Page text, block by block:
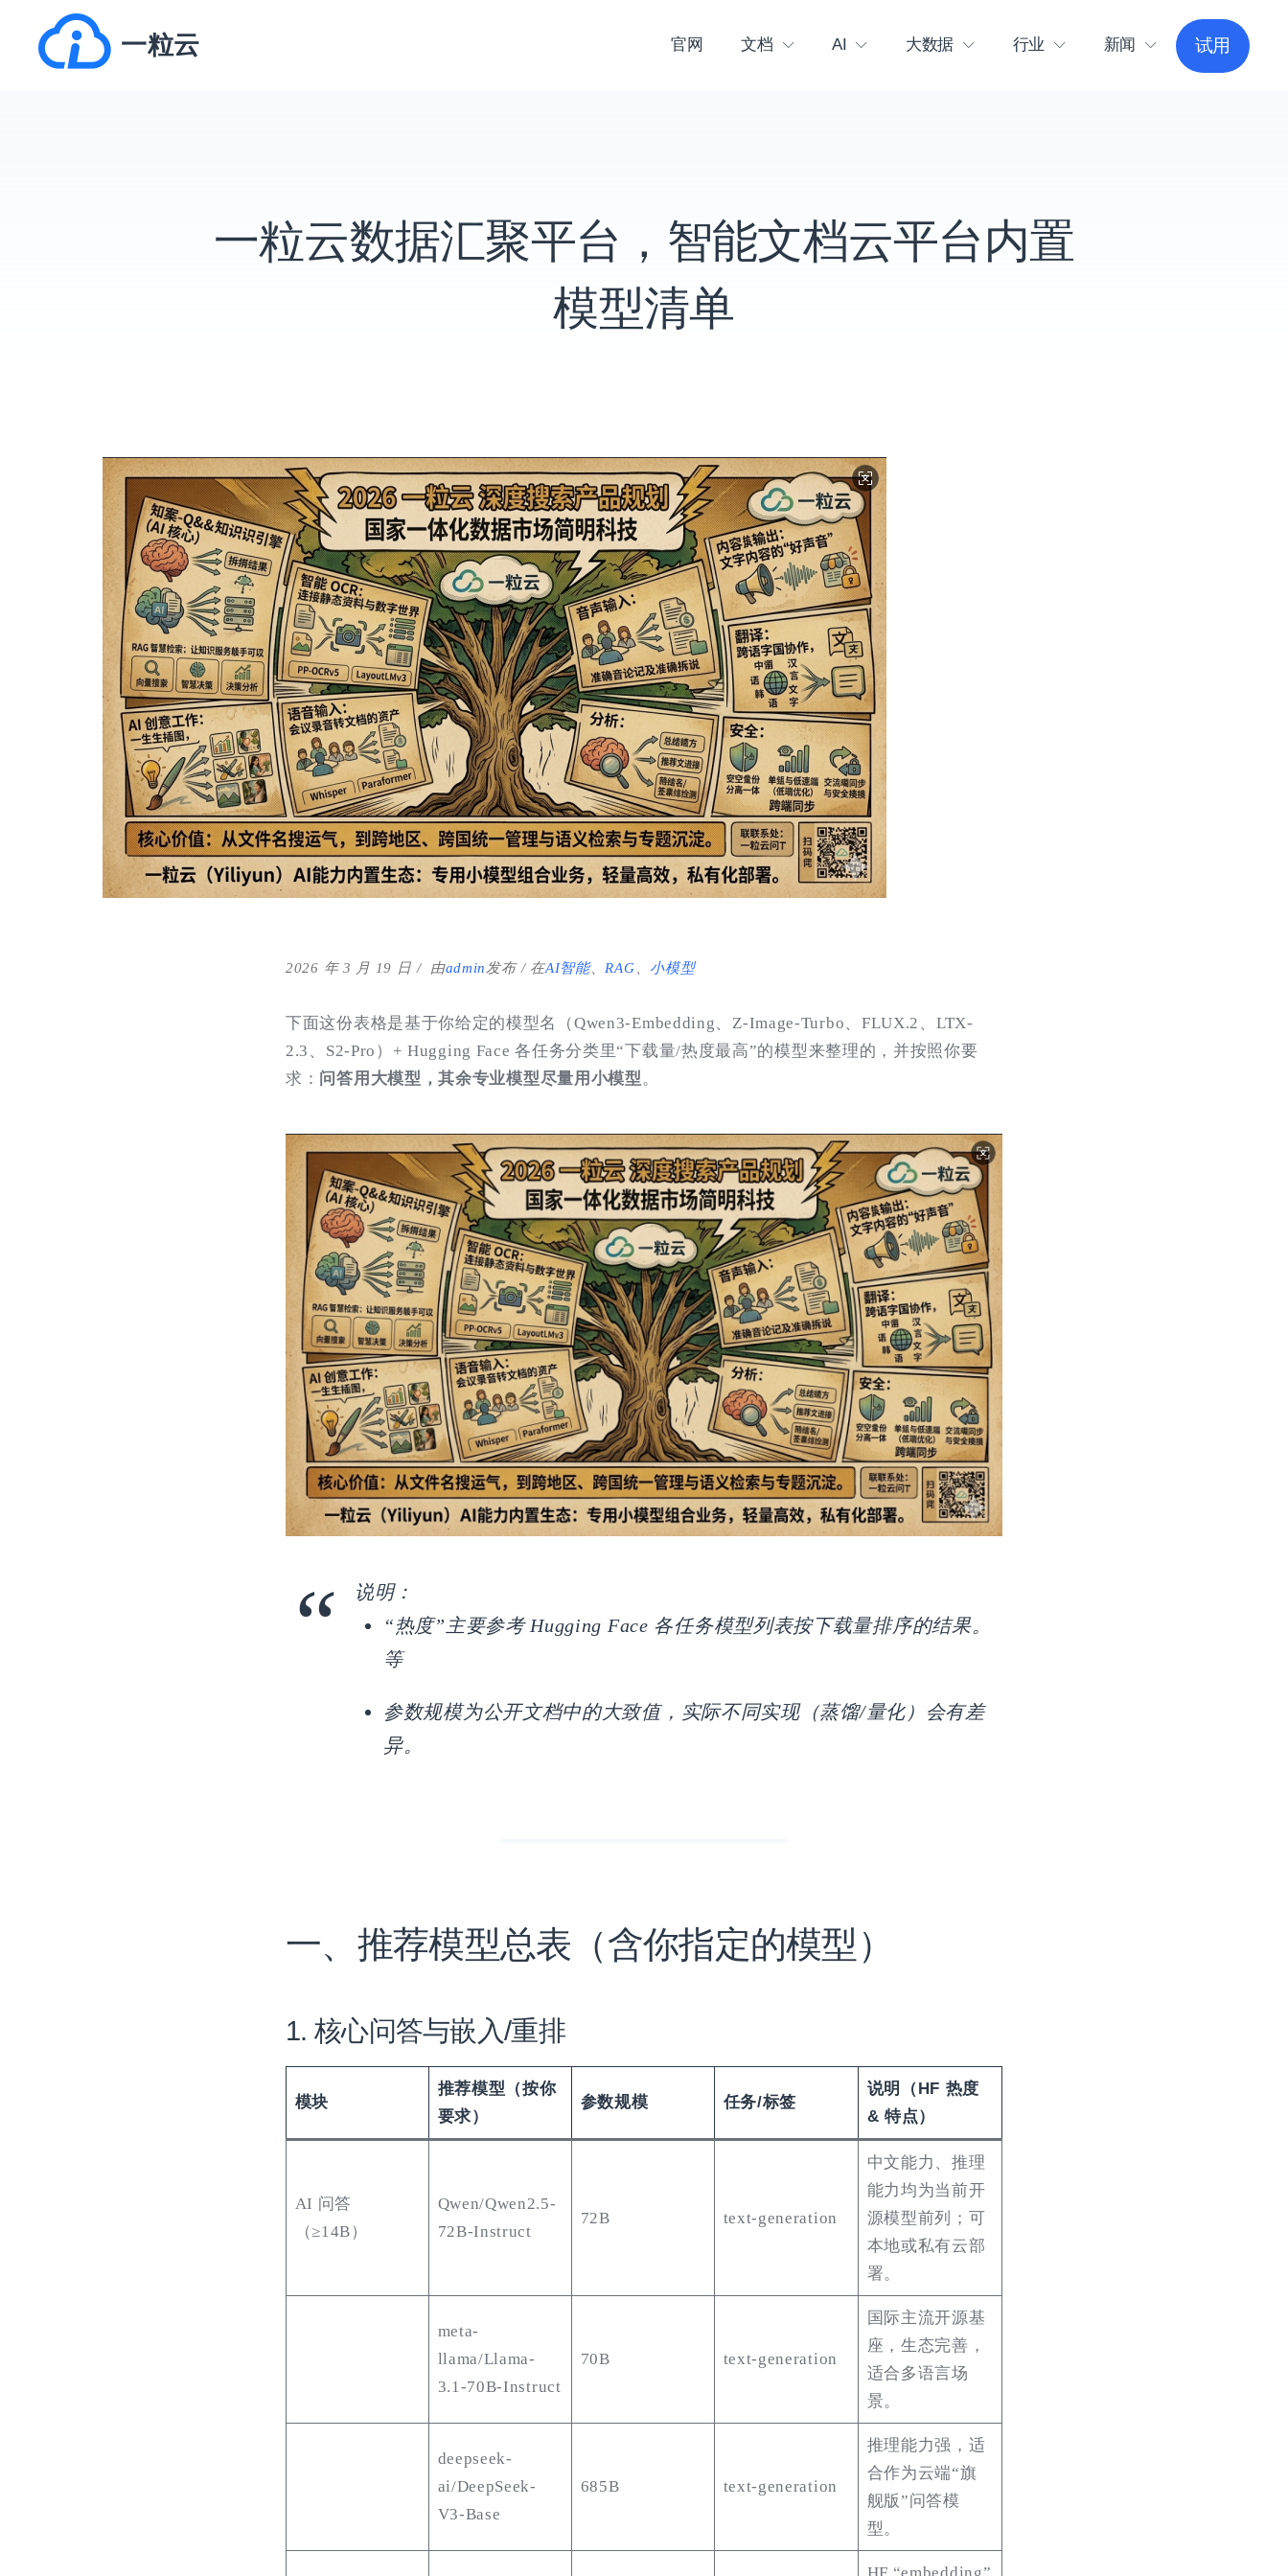
一粒云 官网 文档 AI 大数据 行业 新闻 试用
一粒云数据汇聚平台，智能文档云平台内置
模型清单
2026 年 3 月 19 日 由admin发布 在AI智能、 RAG 小模型
下面这份表格是基于你给定的模型名（Qwen3-Embedding、Z-Image-Turbo、FLUX.2、LTX-
2.3、S2-Pro）+ Hugging Face 各任务分类里“下载量/热度最高”的模型来整理的，并按照你要
求： 问答用大模型，其余专业模型尽量用小模型。
说明：
“热度”主要参考 Hugging Face 各任务模型列表按下载量排序的结果。
等
参数规模为公开文档中的大致值，实际不同实现（蒸馏/量化）会有差
异。
一、推荐模型总表（含你指定的模型）
1. 核心问答与嵌入/重排
模块
推荐模型（按你
要求）
参数规模 任务/标签
说明（HF 热度
& 特点）
AI 问答
（≥14B）
Qwen/Qwen2.5-
72B-Instruct
72B text-generation
中文能力、推理
能力均为当前开
源模型前列；可
本地或私有云部
署。
meta-
llama/Llama-
3.1-70B-Instruct
70B text-generation
国际主流开源基
座，生态完善，
适合多语言场
景。
deepseek-
ai/DeepSeek-
V3-Base
685B text-generation
推理能力强，适
合作为云端“旗
舰版”问答模
型。